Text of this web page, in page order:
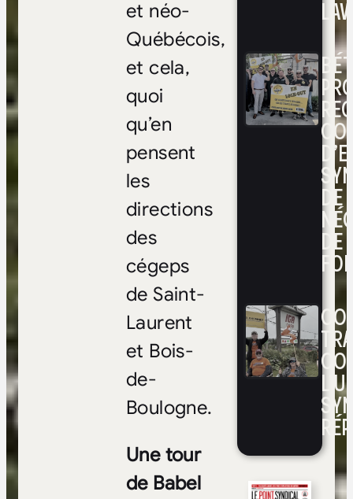
DE
DE
FOI
et néo-
Québécois,
et cela,
quoi
qu’en
pensent
les
directions
des
cégeps
de Saint-
Laurent
et Bois-
de-
Boulogne.
Une tour
de Babel